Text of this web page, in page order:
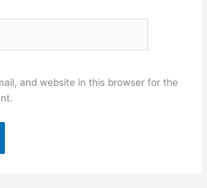
and website in this browser for the